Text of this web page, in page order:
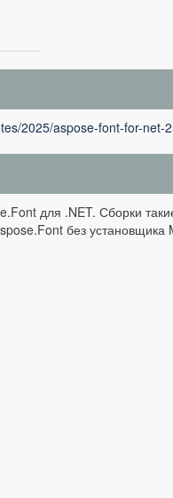
2025/aspose-font-for-net-
для .NET. Сборки
без